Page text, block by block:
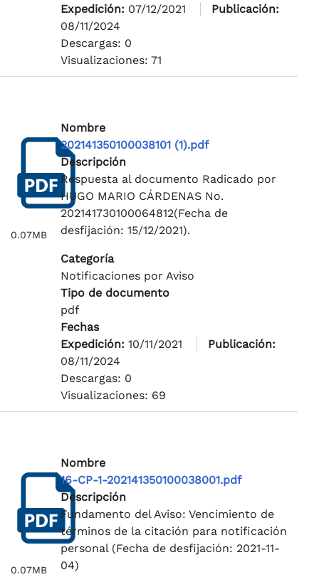
Expedición: 07/12/2021
Publicación:
08/11/2024
Descargas: 0
Visualizaciones: 71
0.07MB
Nombre
202141350100038101 (1).pdf
Descripción
Respuesta al documento Radicado por
HUGO MARIO CÁRDENAS No.
202141730100064812(Fecha de
desfijación: 15/12/2021).
Categoría
Notificaciones por Aviso
Tipo de documento
pdf
Fechas
Expedición: 10/11/2021
Publicación:
08/11/2024
Descargas: 0
Visualizaciones: 69
0.07MB
Nombre
16-CP-1-202141350100038001.pdf
Descripción
Fundamento del Aviso: Vencimiento de
términos de la citación para notificación
personal (Fecha de desfijación: 2021-11-
04)